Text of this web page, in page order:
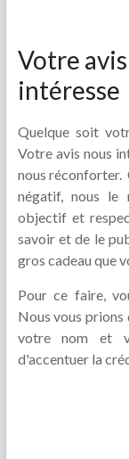
Votre
intéresse
Quelque soit
Votre avis nous
nous réconforter.
négatif, nous le
objectif et
savoir et de le
gros cadeau que
Pour ce faire,
Nous vous prions
votre nom et
d'accentuer la